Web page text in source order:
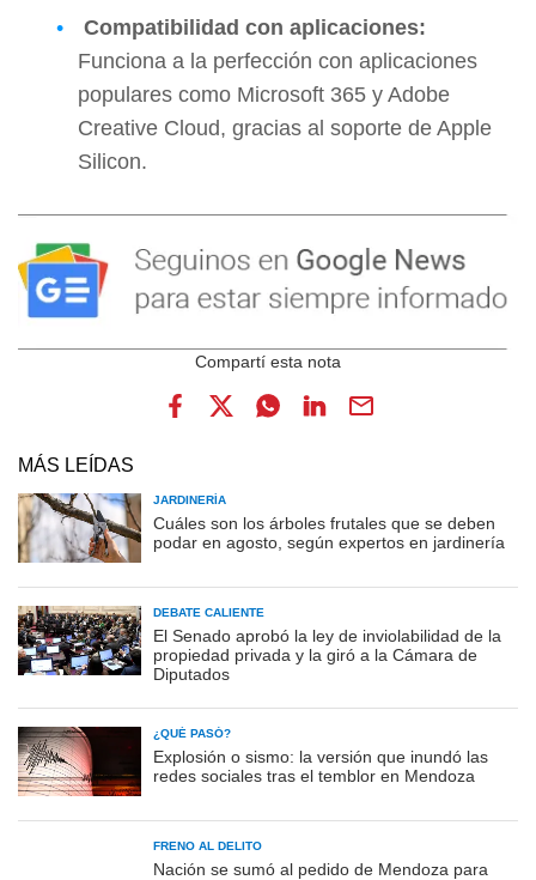
Compatibilidad con aplicaciones:
Funciona a la perfección con aplicaciones
populares como Microsoft 365 y Adobe
Creative Cloud, gracias al soporte de Apple
Silicon.
MÁS LEÍDAS
JARDINERÍA
Cuáles son los árboles frutales que se deben
podar en agosto, según expertos en jardinería
DEBATE CALIENTE
El Senado aprobó la ley de inviolabilidad de la
propiedad privada y la giró a la Cámara de
Diputados
¿QUÉ PASÓ?
Explosión o sismo: la versión que inundó las
redes sociales tras el temblor en Mendoza
FRENO AL DELITO
Nación se sumó al pedido de Mendoza para